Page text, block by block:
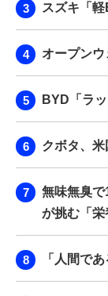
スズキ「
オープン
BYD「ラ
クボタ、
無味無臭
が挑む「
「人間で